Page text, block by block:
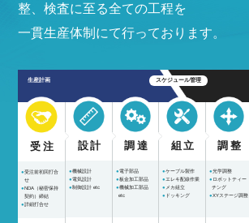
整、検査に至る全ての工程を
一貫生産体制にて行っております。
生産計画 スケジュール管理
受注
受注前初回打合
せ
NDA（秘密保持
契約）締結
詳細打合せ
設計
機械設計
電気設計
制御設計 etc
調達
電子部品
板金加工部品
機械加工部品
etc
組立
ケーブル製作
エレキ配線作業
メカ組立
ドッキング
調整
光学調整
ロボットティー
チング
XYステージ調整